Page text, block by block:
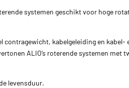
systemen geschikt voor hoge
kabelgeleiding en
ALIO’s roterende systemen met
levensduur.